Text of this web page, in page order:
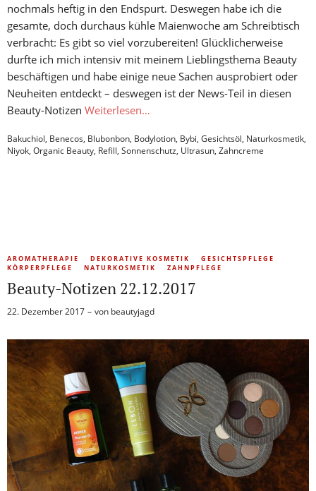
nochmals heftig in den Endspurt. Deswegen habe ich die
gesamte, doch durchaus kühle Maienwoche am Schreibtisch
verbracht: Es gibt so viel vorzubereiten! Glücklicherweise
durfte ich mich intensiv mit meinem Lieblingsthema Beauty
beschäftigen und habe einige neue Sachen ausprobiert oder
Neuheiten entdeckt – deswegen ist der News-Teil in diesen
Beauty-Notizen Weiterlesen…
Bakuchiol, Benecos, Blubonbon, Bodylotion, Bybi, Gesichtsöl, Naturkosmetik,
Niyok, Organic Beauty, Refill, Sonnenschutz, Ultrasun, Zahncreme
AROMATHERAPIE DEKORATIVE KOSMETIK
GESICHTSPFLEGE
KÖRPERPFLEGE
NATURKOSMETIK ZAHNPFLEGE
Beauty-Notizen 22.12.2017
22. Dezember 2017 von beautyjagd